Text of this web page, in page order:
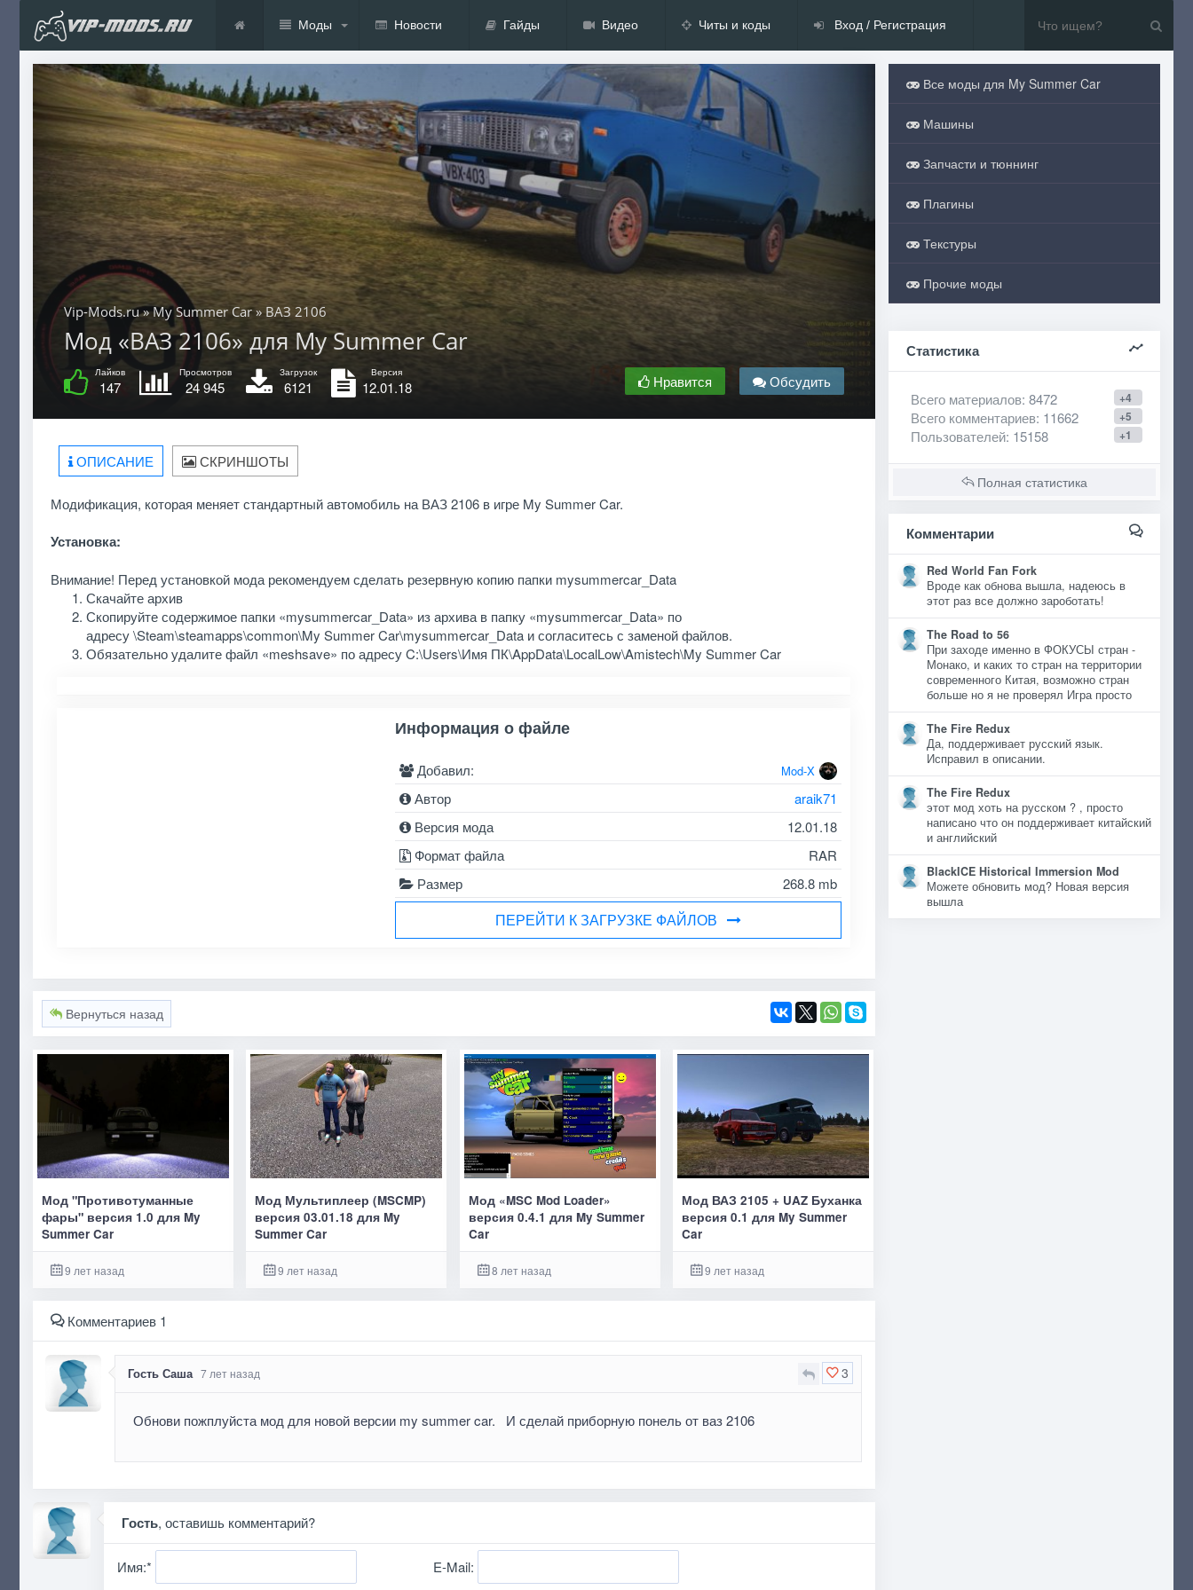
Моды Новости Гайды Видео Читы и коды Вход / Регистрация
Vip-Mods.ru»My Summer Car» ВАЗ 2106
Мод «ВАЗ 2106» для My Summer Car
Лайков
147
Просмотров
24 945
Загрузок
6121
Версия
12.01.18 Нравится Обсудить
ОПИСАНИЕ СКРИНШОТЫ
Модификация, которая меняет стандартный автомобиль на ВАЗ 2106 в игре My Summer Car.
Установка:
Внимание! Перед установкой мода рекомендуем сделать резервную копию папки mysummercar_Data
Скачайте архив
Скопируйте содержимое папки «mysummercar_Data» из архива в папку «mysummercar_Data» по
адресу \Steam\steamapps\common\My Summer Car\mysummercar_Data и согласитесь с заменой файлов.
Обязательно удалите файл «meshsave» по адресу C:\Users\Имя ПК\AppData\LocalLow\Amistech\My Summer Car
Информация о файле
Добавил: Mod-X
Автор
araik71
Версия мода
12.01.18
Формат файла
RAR
Размер
268.8 mb
ПЕРЕЙТИ К ЗАГРУЗКЕ ФАЙЛОВ
Вернуться назад
Мод "Противотуманные
фары" версия 1.0 для My
Summer Car
9 лет назад
Мод Мультиплеер (MSCMP)
версия 03.01.18 для My
Summer Car
9 лет назад
Мод «MSC Mod Loader»
версия 0.4.1 для My Summer
Car
8 лет назад
Мод ВАЗ 2105 + UAZ Буханка
версия 0.1 для My Summer
Car
9 лет назад
Комментариев 1
3
Гость Саша 7 лет назад
Обнови пожплуйста мод для новой версии my summer car. И сделай приборную понель от ваз 2106
Гость, оставишь комментарий?
Имя:* E-Mail:
Все моды для My Summer Car
Машины
Запчасти и тюннинг
Плагины
Текстуры
Прочие моды
Статистика
+4
Всего материалов: 8472
+5
Всего комментариев: 11662
+1
Пользователей: 15158
Полная статистика
Комментарии
Red World Fan Fork
Вроде как обнова вышла, надеюсь в
этот раз все должно зароботать!
The Road to 56
При заходе именно в ФОКУСЫ стран -
Монако, и каких то стран на территории
современного Китая, возможно стран
больше но я не проверял Игра просто
The Fire Redux
Да, поддерживает русский язык.
Исправил в описании.
The Fire Redux
этот мод хоть на русском ? , просто
написано что он поддерживает китайский
и английский
BlackICE Historical Immersion Mod
Можете обновить мод? Новая версия
вышла